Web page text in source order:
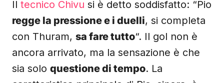
Il tecnico Chivu si è detto soddisfatto: “Pio
regge la pressione e i duelli, si completa
con Thuram, sa fare tutto “. Il gol non è
ancora arrivato, ma la sensazione è che
sia solo questione di tempo. La